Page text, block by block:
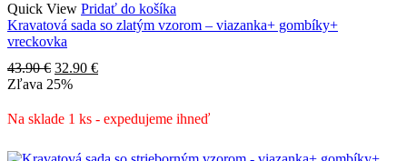
Quick View Pridať do košíka
Kravatová sada so zlatým vzorom – viazanka+ gombíky+
vreckovka
43.90€ Pôvodná
cena
43.90 €.
32.90 €Aktuálna
32.90 €.
Zľava 25%
Na sklade 1 ks - expedujeme ihneď